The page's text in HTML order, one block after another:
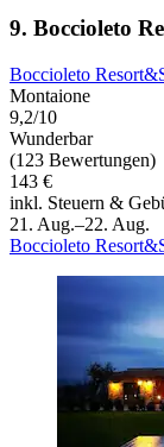
9. Boccioleto
Boccioleto
Montaione
9,2/10
Wunderbar
(123 Bewertungen)
143 €
inkl. Steuern &
21. Aug.–22. Aug.
Boccioleto